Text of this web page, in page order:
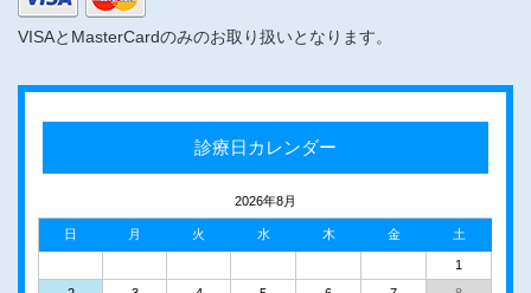
VISAとMasterCardのみのお取り扱いとなります。
診療日カレンダー
2026年8月
日 月 火 水 木 金 土
1